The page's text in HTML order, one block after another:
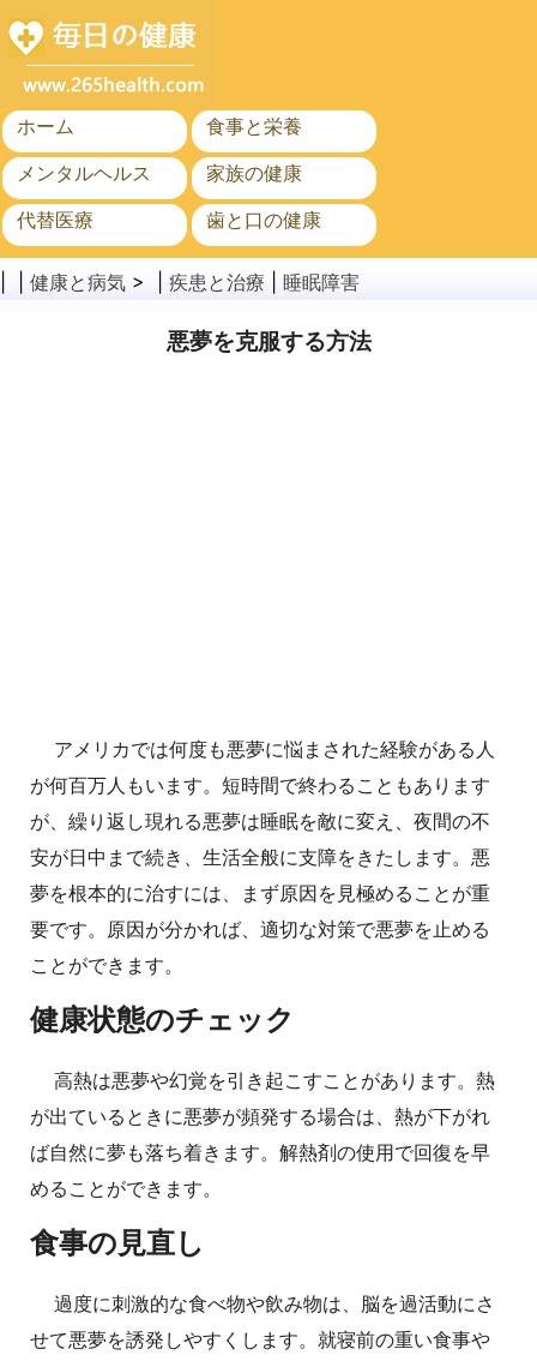
ホーム
食事と栄養
メンタルヘルス
家族の健康
代替医療
歯と口の健康
がん
公衆衛生
健康と病気 > | 疾患と治療 睡眠障害
悪夢を克服する方法
アメリカでは何度も悪夢に悩まされた経験がある人
が何百万人もいます。短時間で終わることもあります
が、繰り返し現れる悪夢は睡眠を敵に変え、夜間の不
安が日中まで続き、生活全般に支障をきたします。悪
夢を根本的に治すには、まず原因を見極めることが重
要です。原因が分かれば、適切な対策で悪夢を止める
ことができます。
健康状態のチェック
高熱は悪夢や幻覚を引き起こすことがあります。熱
が出ているときに悪夢が頻発する場合は、熱が下がれ
ば自然に夢も落ち着きます。解熱剤の使用で回復を早
めることができます。
食事の見直し
過度に刺激的な食べ物や飲み物は、脳を過活動にさ
せて悪夢を誘発しやすくします。就寝前の重い食事や